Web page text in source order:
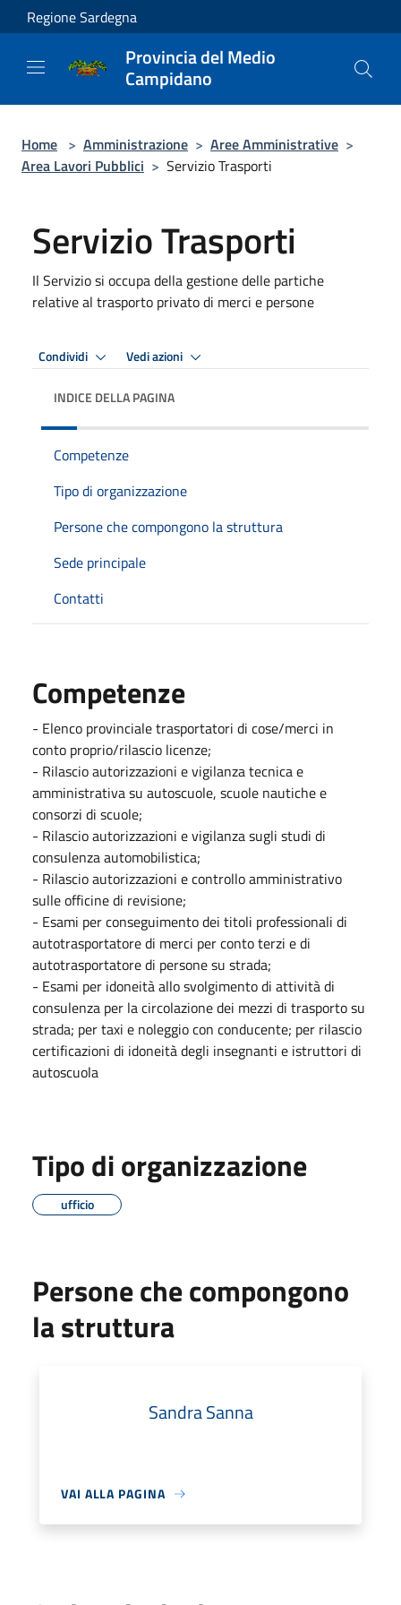
Salta al contenuto principale
Regione Sardegna
Provincia del Medio
Campidano
Home > Amministrazione > Aree Amministrative >
Area Lavori Pubblici > Servizio Trasporti
Servizio Trasporti
Il Servizio si occupa della gestione delle partiche
relative al trasporto privato di merci e persone
Condividi Vedi azioni
INDICE DELLA PAGINA
Competenze
Tipo di organizzazione
Persone che compongono la struttura
Sede principale
Contatti
Competenze
- Elenco provinciale trasportatori di cose/merci in
conto proprio/rilascio licenze;
- Rilascio autorizzazioni e vigilanza tecnica e
amministrativa su autoscuole, scuole nautiche e
consorzi di scuole;
- Rilascio autorizzazioni e vigilanza sugli studi di
consulenza automobilistica;
- Rilascio autorizzazioni e controllo amministrativo
sulle officine di revisione;
- Esami per conseguimento dei titoli professionali di
autotrasportatore di merci per conto terzi e di
autotrasportatore di persone su strada;
- Esami per idoneità allo svolgimento di attività di
consulenza per la circolazione dei mezzi di trasporto su
strada; per taxi e noleggio con conducente; per rilascio
certificazioni di idoneità degli insegnanti e istruttori di
autoscuola
Tipo di organizzazione
ufficio
Persone che compongono
la struttura
Sandra Sanna
VAI ALLA PAGINA